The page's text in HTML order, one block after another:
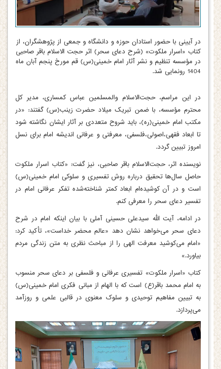
در آیینی با حضور استادان حوزه و دانشگاه و جمعی از پژوهشگران، از
کتاب «اسرار ملکوت» (شرح دعای سحر) اثر حجت الاسلام باقر صاحبی
در مؤسسه تنظیم و نشر آثار امام خمینی(س) قم مورخ پنجم آبان ماه
1404 رونمایی شد.
در این مراسم، حجت‌الاسلام والمسلمین عباس کمساری، مدیر کل
محترم مؤسسه، با ضمن تبریک میلاد حضرت زینب(س) گفتند: «در
مکتب امام خمینی(ره)، باید شروح متعددی بر آثار ایشان نگاشته شود
تا ابعاد فقهی،اصولی،فلسفی، معرفتی و عرفانی اندیشه امام برای نسل
امروز تبیین گردد.
نویسنده اثر، حجت‌الاسلام باقر صاحبی، نیز گفت: «کتاب اسرار ملکوت
حاصل سال‌ها تحقیق درباره روش تفسیری و سلوکی امام خمینی(س)
است و در آن کوشیده‌ام ابعاد کمتر شناخته‌شده تفکر عرفانی امام در
تفسیر دعای سحر را معرفی کنم.
در ادامه، آیت الله سیدعلی حسینی آملی با بیان اینکه امام در شرح
دعای سحر می‌خواهد نشان دهد «عالم محضر خداست»، تأکید کرد:
«امام می‌کوشید معرفت الهی را از مباحث نظری به متن زندگی مردم
بیاورد.»
کتاب «اسرار ملکوت» تفسیری عرفانی و فلسفی بر دعای سحر منسوب
به امام محمد باقر(ع) است که با الهام از مبانی فکری امام خمینی(س)
به تبیین مفاهیم توحیدی و سلوک معنوی در قالبی علمی و روزآمد
می‌پردازد.